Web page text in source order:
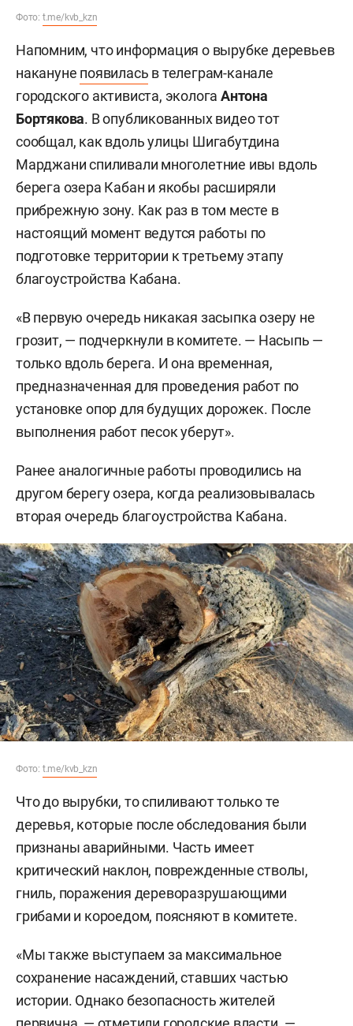
Фото: t.me/kvb_kzn
Напомним, что информация о вырубке деревьев
накануне появилась в телеграм-канале
городского активиста, экологаАнтона
Бортякова. В опубликованных видео тот
сообщал, как вдоль улицы Шигабутдина
Марджани спиливали многолетние ивы вдоль
берега озера Кабан и якобы расширяли
прибрежную зону. Как раз в том месте в
настоящий момент ведутся работы по
подготовке территории к третьему этапу
благоустройства Кабана.
«В первую очередь никакая засыпка озеру не
грозит, — подчеркнули в комитете. — Насыпь —
только вдоль берега. И она временная,
предназначенная для проведения работ по
установке опор для будущих дорожек. После
выполнения работ песок уберут».
Ранее аналогичные работы проводились на
другом берегу озера, когда реализовывалась
вторая очередь благоустройства Кабана.
Фото: t.me/kvb_kzn
Что до вырубки, то спиливают только те
деревья, которые после обследования были
признаны аварийными. Часть имеет
критический наклон, поврежденные стволы,
гниль, поражения дереворазрушающими
грибами и короедом, поясняют в комитете.
«Мы также выступаем за максимальное
сохранение насаждений, ставших частью
истории. Однако безопасность жителей